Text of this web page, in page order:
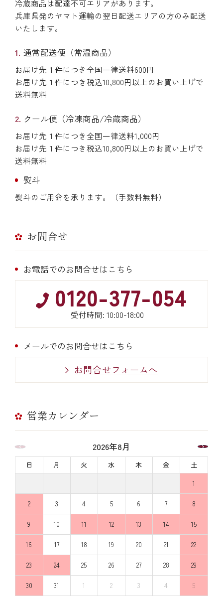
冷蔵商品は配達不可エリアがあります。
兵庫県発のヤマト運輸の翌日配送エリアの方のみ配送
いたします。
通常配送便（常温商品）
お届け先１件につき全国一律送料600円
お届け先１件につき税込10,800円以上のお買い上げで
送料無料
クール便（冷凍商品/冷蔵商品）
お届け先１件につき全国一律送料1,000円
お届け先１件につき税込10,800円以上のお買い上げで
送料無料
熨斗
熨斗のご用命を承ります。（手数料無料）
お問合せ
お電話でのお問合せはこちら
0120-377-054
受付時間: 10:00-18:00
メールでのお問合せはこちら
お問合せフォームへ
営業カレンダー
2026年8月
日 月 火 水 木 金
土
1
2 3 4 5 6 7 8
9 10 11 12 13 14 15
16 17 18 19 20 21 22
23 24 25 26 27 28 29
30 31 1 2 3 4 5